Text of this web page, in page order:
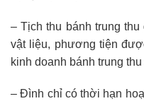
– Tịch thu bánh trung
vật liệu, phương tiện
kinh doanh bánh trung thu
– Đình chỉ có thời hạn